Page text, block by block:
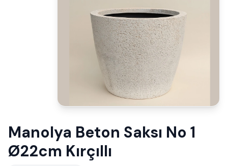
Manolya Beton Saksı No 1
Ø22cm Kırçıllı